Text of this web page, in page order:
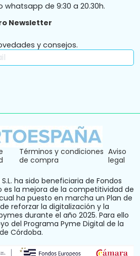
de 9:30 a 20.30h.
Newsletter
y consejos.
Términos y condiciones
de compra
Aviso
legal
ha sido beneficiaria de Fondos
es la mejora de la competitividad de
cual ha puesto en marcha un Plan de
reforzar la digitalización y la
durante el año 2025. Para ello
del Programa Pyme Digital de la
Córdoba.